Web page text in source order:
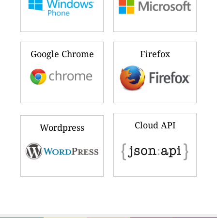
Google Chrome Firefox
Wordpress Cloud API